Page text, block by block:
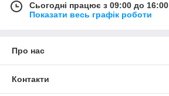
Сьогодні працює з 09:00 до 16:00
Показати весь графік роботи
Про нас
Контакти